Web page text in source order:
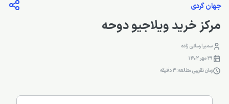
جهان گردی
مرکز خرید ویلاجیو دوحه
سمیرا رسائی زاده
29 مهر 1402
زمان تقریبی مطالعه: 3 دقیقه